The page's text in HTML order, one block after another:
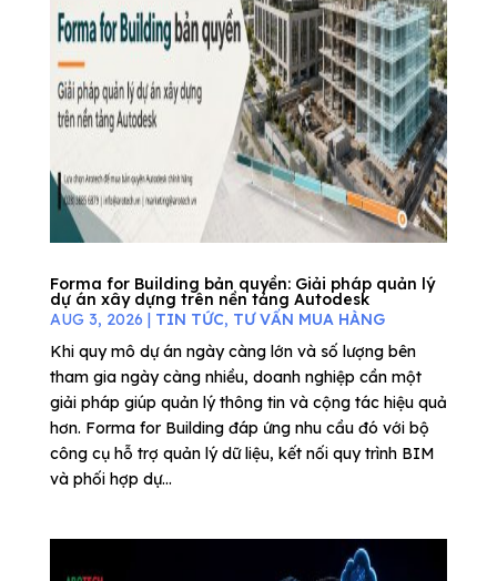
Forma for Building bản quyền: Giải pháp quản lý
dự án xây dựng trên nền tảng Autodesk
AUG 3, 2026 | TIN TỨC, TƯ VẤN MUA HÀNG
Khi quy mô dự án ngày càng lớn và số lượng bên
tham gia ngày càng nhiều, doanh nghiệp cần một
giải pháp giúp quản lý thông tin và cộng tác hiệu quả
hơn. Forma for Building đáp ứng nhu cầu đó với bộ
công cụ hỗ trợ quản lý dữ liệu, kết nối quy trình BIM
và phối hợp dự...